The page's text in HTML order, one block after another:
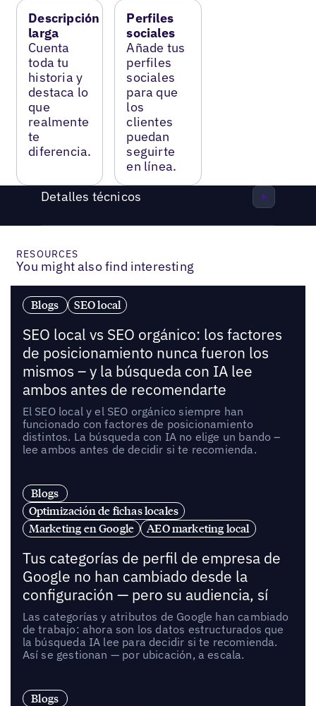
Descripción
larga
Cuenta
toda tu
historia y
destaca lo
que
realmente
te
diferencia.
Perfiles
sociales
Añade tus
perfiles
sociales
para que
los
clientes
puedan
seguirte
en línea.
Detalles técnicos
RESOURCES
You might also find interesting
Blogs SEO local
SEO local vs SEO orgánico: los factores
de posicionamiento nunca fueron los
mismos – y la búsqueda con IA lee
ambos antes de recomendarte
El SEO local y el SEO orgánico siempre han
funcionado con factores de posicionamiento
distintos. La búsqueda con IA no elige un bando –
lee ambos antes de decidir si te recomienda.
Blogs
Optimización de fichas locales
Marketing en Google
AEO marketing local
Tus categorías de perfil de empresa de
Google no han cambiado desde la
configuración — pero su audiencia, sí
Las categorías y atributos de Google han cambiado
de trabajo: ahora son los datos estructurados que
la búsqueda IA lee para decidir si te recomienda.
Así se gestionan — por ubicación, a escala.
Blogs